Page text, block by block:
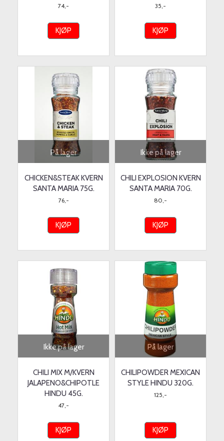
74,-
KJØP
35,-
KJØP
På lager
CHICKEN&STEAK KVERN
SANTA MARIA 75G.
76,-
KJØP
Ikke på lager
CHILI EXPLOSION KVERN
SANTA MARIA 70G.
80,-
KJØP
Ikke på lager
CHILI MIX M/KVERN
JALAPENO&CHIPOTLE
HINDU 45G.
47,-
KJØP
På lager
CHILIPOWDER MEXICAN
STYLE HINDU 320G.
125,-
KJØP